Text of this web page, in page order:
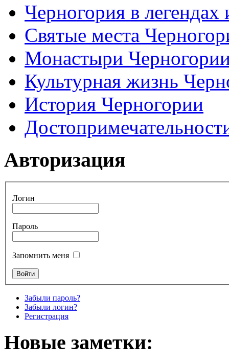
Черногория в легендах
Святые места
Монастыри
Культурная жизнь
История Черногории
Авторизация
Логин
Пароль
Запомнить меня
Забыли пароль?
Забыли логин?
Регистрация
Новые заметки: